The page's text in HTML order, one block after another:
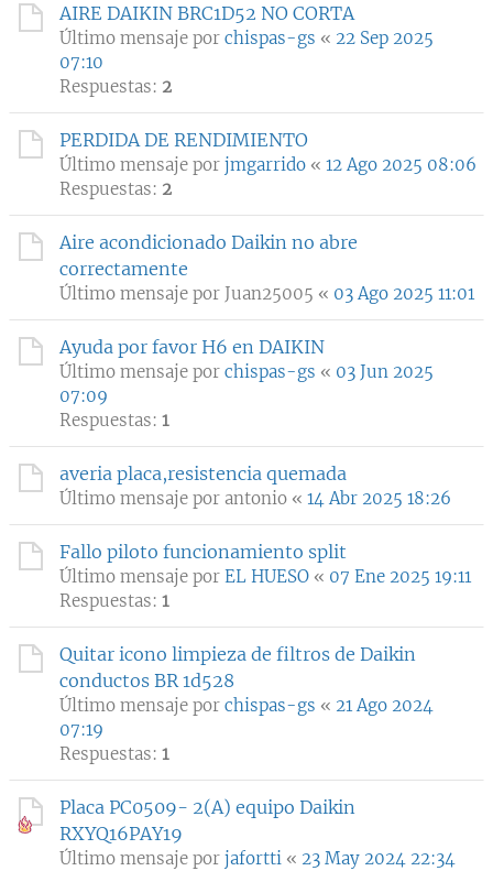
AIRE DAIKIN BRC1D52 NO CORTA
Último mensaje por chispas-gs « 22 Sep 2025
07:10
Respuestas: 2
PERDIDA DE RENDIMIENTO
Último mensaje por jmgarrido « 12 Ago 2025 08:06
Respuestas: 2
Aire acondicionado Daikin no abre
correctamente
Último mensaje por Juan25005 « 03 Ago 2025 11:01
Ayuda por favor H6 en DAIKIN
Último mensaje por chispas-gs « 03 Jun 2025
07:09
Respuestas: 1
averia placa,resistencia quemada
Último mensaje por antonio « 14 Abr 2025 18:26
Fallo piloto funcionamiento split
Último mensaje por EL HUESO « 07 Ene 2025 19:11
Respuestas: 1
Quitar icono limpieza de filtros de Daikin
conductos BR 1d528
Último mensaje por chispas-gs « 21 Ago 2024
07:19
Respuestas: 1
Placa PC0509- 2(A) equipo Daikin
RXYQ16PAY19
Último mensaje por jafortti « 23 May 2024 22:34